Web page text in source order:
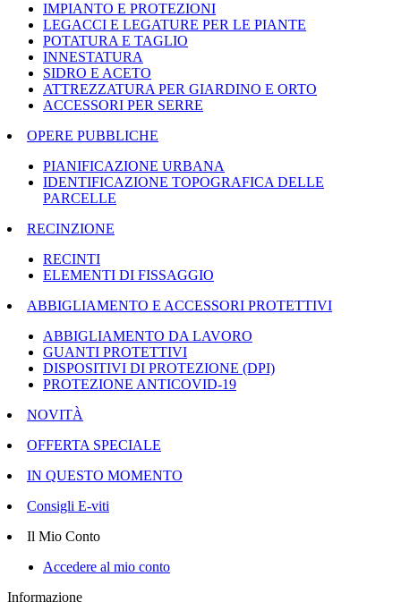
IMPIANTO E PROTEZIONI
LEGACCI E LEGATURE PER LE PIANTE
POTATURA E TAGLIO
INNESTATURA
SIDRO E ACETO
ATTREZZATURA PER GIARDINO E ORTO
ACCESSORI PER SERRE
OPERE PUBBLICHE
PIANIFICAZIONE URBANA
IDENTIFICAZIONE TOPOGRAFICA DELLE
PARCELLE
RECINZIONE
RECINTI
ELEMENTI DI FISSAGGIO
ABBIGLIAMENTO E ACCESSORI PROTETTIVI
ABBIGLIAMENTO DA LAVORO
GUANTI PROTETTIVI
DISPOSITIVI DI PROTEZIONE (DPI)
PROTEZIONE ANTICOVID-19
NOVITÀ
OFFERTA SPECIALE
IN QUESTO MOMENTO
Consigli E-viti
Il Mio Conto
Accedere al mio conto
Informazione